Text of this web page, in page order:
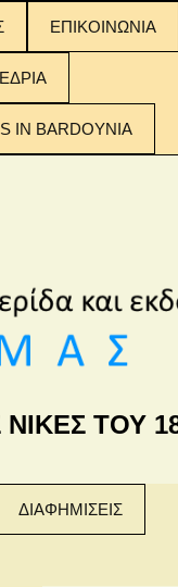
ΕΠΙΚΟΙΝΩΝΙΑ
IN BARDOYNIA
ΤΟΥ
ΔΙΑΦΗΜΙΣΕΙΣ